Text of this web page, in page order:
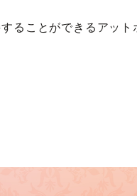
ることができるアット